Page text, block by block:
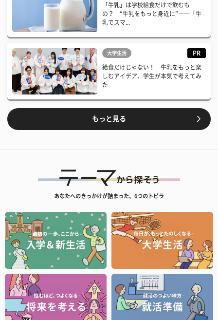
「牛乳」は学校給食だけで飲むも
の？ “牛乳をもっと身近に”――「牛
乳でスマ...
大学生活 PR
給食だけじゃない！ 牛乳をもっと楽
しむアイデア、学生が本気で考えてみ
た
もっと見る
あなたへのきっかけが詰まった、6つのトビラ